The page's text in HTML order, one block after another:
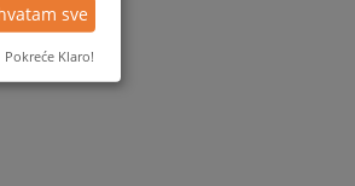
sve
Pokreće Klaro!